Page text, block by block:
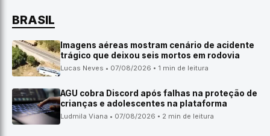
BRASIL
Imagens aéreas mostram cenário de acidente
trágico que deixou seis mortos em rodovia
Lucas Neves • 07/08/2026 • 1 min de leitura
AGU cobra Discord após falhas na proteção de
crianças e adolescentes na plataforma
Ludmila Viana • 07/08/2026 • 2 min de leitura